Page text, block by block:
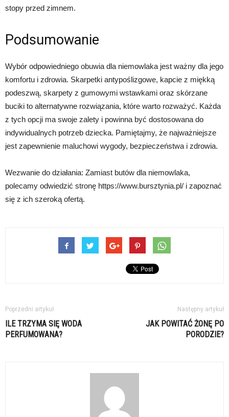
stopy przed zimnem.
Podsumowanie
Wybór odpowiedniego obuwia dla niemowlaka jest ważny dla jego
komfortu i zdrowia. Skarpetki antypoślizgowe, kapcie z miękką
podeszwą, skarpety z gumowymi wstawkami oraz skórzane
buciki to alternatywne rozwiązania, które warto rozważyć. Każda
z tych opcji ma swoje zalety i powinna być dostosowana do
indywidualnych potrzeb dziecka. Pamiętajmy, że najważniejsze
jest zapewnienie maluchowi wygody, bezpieczeństwa i zdrowia.
Wezwanie do działania: Zamiast butów dla niemowlaka,
polecamy odwiedzić stronę https://www.bursztynia.pl/ i zapoznać
się z ich szeroką ofertą.
Poprzedni artykuł
ILE TRZYMA SIĘ WODA
PERFUMOWANA?
Następny artykuł
JAK POWITAĆ ŻONĘ PO
PORODZIE?